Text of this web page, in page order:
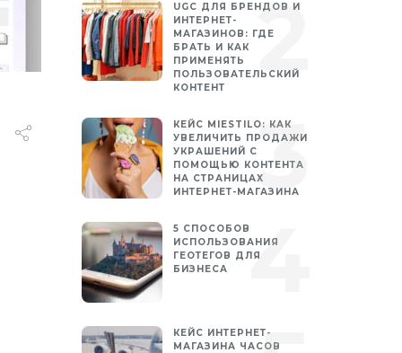
UGC ДЛЯ БРЕНДОВ И
ИНТЕРНЕТ-
МАГАЗИНОВ: ГДЕ
БРАТЬ И КАК
ПРИМЕНЯТЬ
ПОЛЬЗОВАТЕЛЬСКИЙ
КОНТЕНТ
КЕЙС MIESTILO: КАК
УВЕЛИЧИТЬ ПРОДАЖИ
УКРАШЕНИЙ С
ПОМОЩЬЮ КОНТЕНТА
НА СТРАНИЦАХ
ИНТЕРНЕТ-МАГАЗИНА
5 СПОСОБОВ
ИСПОЛЬЗОВАНИЯ
ГЕОТЕГОВ ДЛЯ
БИЗНЕСА
КЕЙС ИНТЕРНЕТ-
МАГАЗИНА ЧАСОВ